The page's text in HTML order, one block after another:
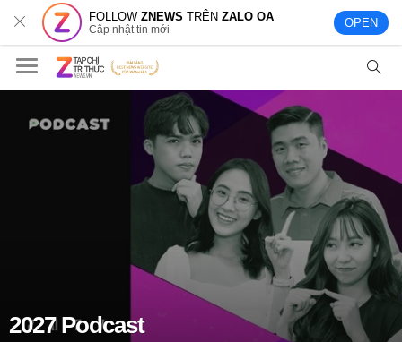
FOLLOWZNEWS TRÊNZALO OA
Cập nhật tin mới OPEN
2027 Podcast